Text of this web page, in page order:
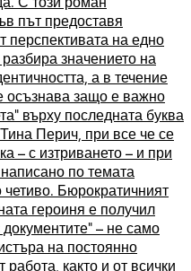
път предоставя
перспективата на едно
значението на
а в течение
осъзнава защо е важно
върху последната буква
Перич, при все че се
– с изтриването – и при
по темата
Бюрократичният
героиня е получил
– не само
на постоянно
както и от всички